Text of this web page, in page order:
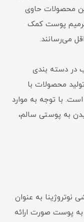
محصولات حاوی
پوست کمک
می‌رسانند.
در دسته بندی
محصولات با
با توجه به موارد
به پوستی سالم،
نوتروژینا به عنوان
به پوست صورت ارائه